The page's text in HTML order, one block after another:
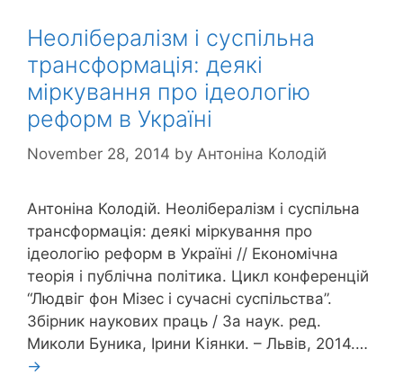
Неолібералізм і суспільна
трансформація: деякі
міркування про ідеологію
реформ в Україні
November 28, 2014 by Антоніна Колодій
Антоніна Колодій. Неолібералізм і суспільна
трансформація: деякі міркування про
ідеологію реформ в Україні // Економічна
теорія і публічна політика. Цикл конференцій
“Людвіг фон Мізес і сучасні суспільства”.
Збірник наукових праць / За наук. ред.
Миколи Буника, Ірини Кіянки. – Львів, 2014.…
→